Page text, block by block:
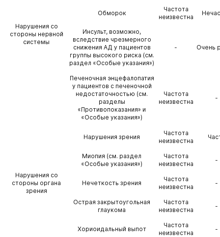
Нарушения со
стороны нервной
системы
Обморок
Частота
неизвестна
Инсульт, возможно,
вследствие чрезмерного
снижения АД у пациентов
группы высокого риска (см.
раздел «Особые указания»)
- Очень
Печеночная энцефалопатия
у пациентов с печеночной
недостаточностью (см.
разделы
«Противопоказания» и
«Особые указания»)
Частота
неизвестна
-
Нарушения со
стороны органа
зрения
Нарушения зрения
Частота
неизвестна
Миопия (см. раздел
«Особые указания»)
Частота
неизвестна
-
Нечеткость зрения
Частота
неизвестна
-
Острая закрытоугольная
глаукома
Частота
неизвестна
-
Хориоидальный выпот
Частота
неизвестна
-